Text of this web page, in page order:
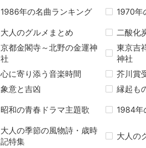
1986年の名曲ランキング 1970年
大人のグルメまとめ 二酸化
京都金閣寺～北野の金運神
社
東京吉
神社
心に寄り添う音楽時間
芥川賞
象意と吉凶
縁起も
昭和の青春ドラマ主題歌 1984年
大人の季節の風物詩・歳時
記特集
大人の